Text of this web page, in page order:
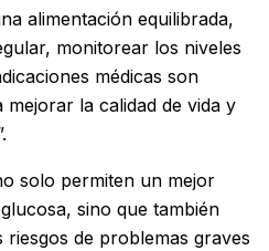
alimentación equilibrada,
monitorear los niveles
médicas son
la calidad de vida y
solo permiten un mejor
sino que también
de problemas graves